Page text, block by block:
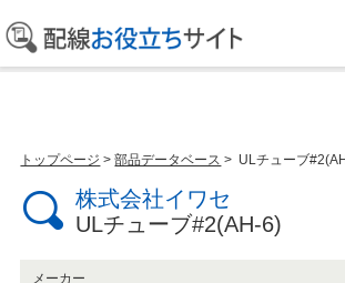
部品データベース
トップページ >部品データベース > ULチューブ
株式会社イワセ
ULチューブ#2(AH-6)
メーカー